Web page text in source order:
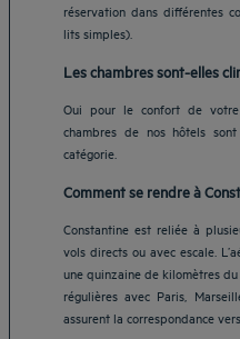
réservation dans différentes
lits simples).
Les chambres sont-elles
Oui pour le confort de
chambres de nos hôtels
catégorie.
Comment se rendre à
Constantine est reliée à
vols directs ou avec escale.
une quinzaine de kilomètres
régulières avec Paris,
assurent la correspondance
Hôtels Aix-les-Bains
Hôtels Marseille
Hôtels Strasbourg
Hôtels Bordeaux